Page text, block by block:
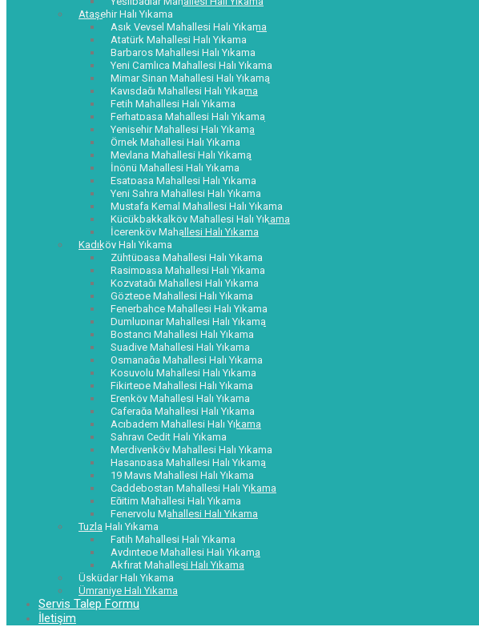
Ataşehir Halı Yıkama
Aşık Veysel Mahallesi Halı Yıkama
Atatürk Mahallesi Halı Yıkama
Barbaros Mahallesi Halı Yıkama
Yeni Çamlıca Mahallesi Halı Yıkama
Mimar Sinan Mahallesi Halı Yıkama
Kayışdağı Mahallesi Halı Yıkama
Fetih Mahallesi Halı Yıkama
Ferhatpaşa Mahallesi Halı Yıkama
Yenişehir Mahallesi Halı Yıkama
Örnek Mahallesi Halı Yıkama
Mevlana Mahallesi Halı Yıkama
İnönü Mahallesi Halı Yıkama
Esatpaşa Mahallesi Halı Yıkama
Yeni Sahra Mahallesi Halı Yıkama
Mustafa Kemal Mahallesi Halı Yıkama
Küçükbakkalköy Mahallesi Halı Yıkama
İçerenköy Mahallesi Halı Yıkama
Kadıköy Halı Yıkama
Zühtüpaşa Mahallesi Halı Yıkama
Rasimpaşa Mahallesi Halı Yıkama
Kozyatağı Mahallesi Halı Yıkama
Göztepe Mahallesi Halı Yıkama
Fenerbahçe Mahallesi Halı Yıkama
Dumlupınar Mahallesi Halı Yıkama
Bostancı Mahallesi Halı Yıkama
Suadiye Mahallesi Halı Yıkama
Osmanağa Mahallesi Halı Yıkama
Koşuyolu Mahallesi Halı Yıkama
Fikirtepe Mahallesi Halı Yıkama
Erenköy Mahallesi Halı Yıkama
Caferağa Mahallesi Halı Yıkama
Acıbadem Mahallesi Halı Yıkama
Sahrayı Cedit Halı Yıkama
Merdivenköy Mahallesi Halı Yıkama
Hasanpaşa Mahallesi Halı Yıkama
19 Mayıs Mahallesi Halı Yıkama
Caddebostan Mahallesi Halı Yıkama
Eğitim Mahallesi Halı Yıkama
Feneryolu Mahallesi Halı Yıkama
Tuzla Halı Yıkama
Fatih Mahallesi Halı Yıkama
Aydıntepe Mahallesi Halı Yıkama
Akfırat Mahallesi Halı Yıkama
Üsküdar Halı Yıkama
Ümraniye Halı Yıkama
Servis Talep Formu
İletişim